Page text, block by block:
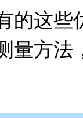
的这些
量方法